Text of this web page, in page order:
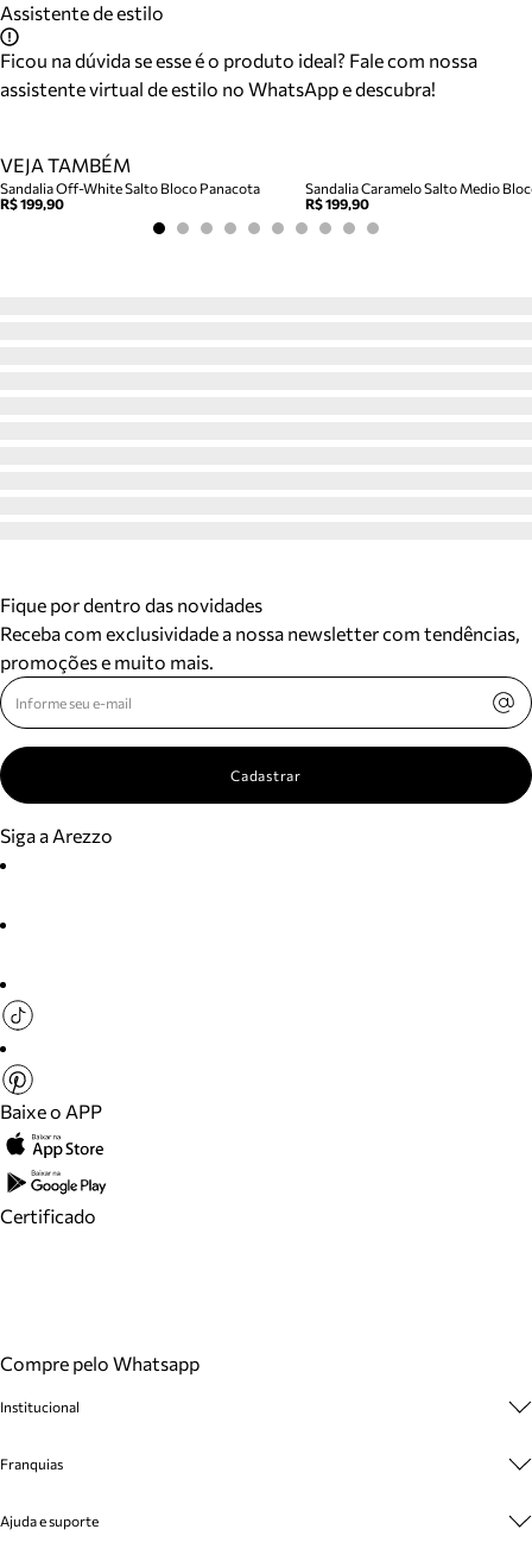
Assistente de estilo
Ficou na dúvida se esse é o produto ideal? Fale com nossa
assistente virtual de estilo no WhatsApp e descubra!
VEJA TAMBÉM
Sandalia Off-White Salto Bloco Panacota
R$ 199,90
R$ 199,90
Fique por dentro das novidades
Receba com exclusividade a nossa newsletter com tendências,
promoções e muito mais.
Cadastrar
Siga a Arezzo
Baixe o APP
Certificado
Compre pelo Whatsapp
Institucional
Cashback
Venda Corporativa
Franquias
Plano de Negócio
Ajuda e suporte